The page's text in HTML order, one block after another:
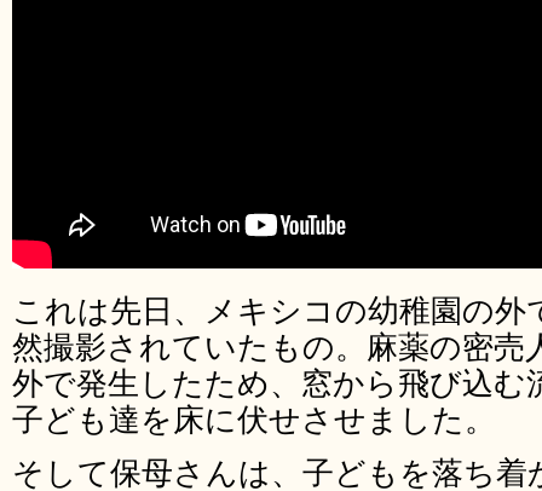
これは先日、メキシコの幼稚園の外
然撮影されていたもの。麻薬の密売
外で発生したため、窓から飛び込む
子ども達を床に伏せさせました。
そして保母さんは、子どもを落ち